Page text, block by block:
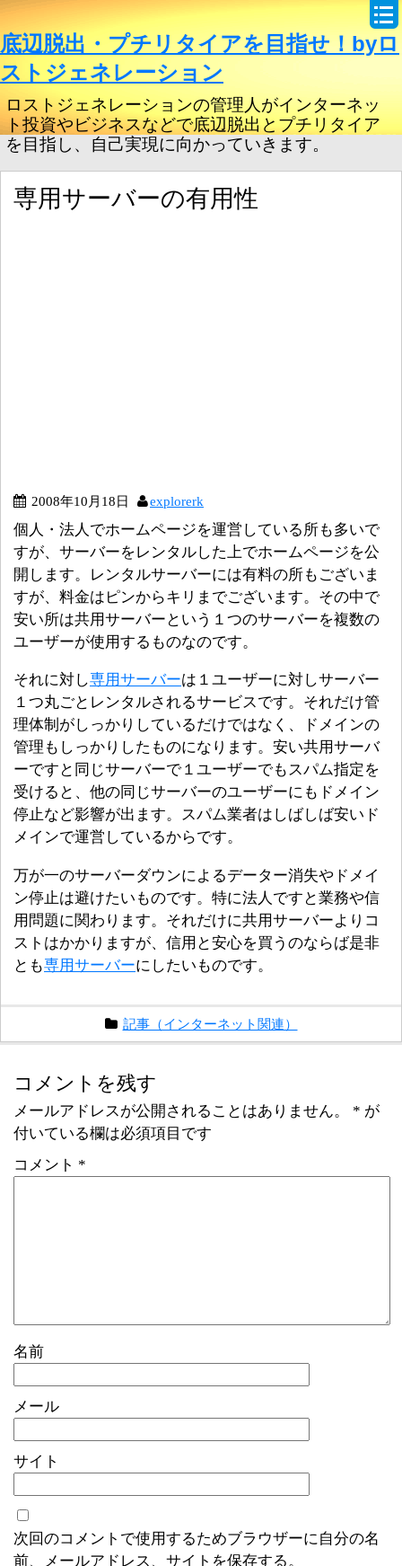
底辺脱出・プチリタイアを目指せ！byロ
ストジェネレーション
ロストジェネレーションの管理人がインターネッ
ト投資やビジネスなどで底辺脱出とプチリタイア
を目指し、自己実現に向かっていきます。
専用サーバーの有用性
2008年10月18日 explorerk
個人・法人でホームページを運営している所も多いで
すが、サーバーをレンタルした上でホームページを公
開します。レンタルサーバーには有料の所もございま
すが、料金はピンからキリまでございます。その中で
安い所は共用サーバーという１つのサーバーを複数の
ユーザーが使用するものなのです。
それに対し専用サーバーは１ユーザーに対しサーバー
１つ丸ごとレンタルされるサービスです。それだけ管
理体制がしっかりしているだけではなく、ドメインの
管理もしっかりしたものになります。安い共用サーバ
ーですと同じサーバーで１ユーザーでもスパム指定を
受けると、他の同じサーバーのユーザーにもドメイン
停止など影響が出ます。スパム業者はしばしば安いド
メインで運営しているからです。
万が一のサーバーダウンによるデーター消失やドメイ
ン停止は避けたいものです。特に法人ですと業務や信
用問題に関わります。それだけに共用サーバーよりコ
ストはかかりますが、信用と安心を買うのならば是非
とも専用サーバーにしたいものです。
記事（インターネット関連）
コメントを残す
メールアドレスが公開されることはありません。 * が
付いている欄は必須項目です
コメント *
名前
メール
サイト
次回のコメントで使用するためブラウザーに自分の名
前、メールアドレス、サイトを保存する。